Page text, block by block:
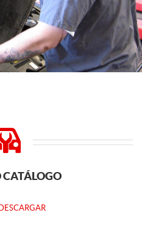
CATÁLOGO
DESCARGAR